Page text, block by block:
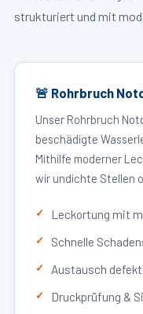
strukturiert und mit
🚨 Rohrbruch
Unser Rohrbruch
beschädigte
Mithilfe moderner
wir undichte Stellen
Leckortung mit
Schnelle
Austausch
Druckprüfung &